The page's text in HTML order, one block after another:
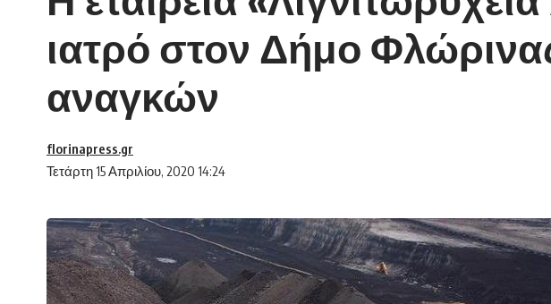
ιατρό στον Δήμο
αναγκών
Τετάρτη 15 Απριλίου, 2020 14:24
florinapress.gr